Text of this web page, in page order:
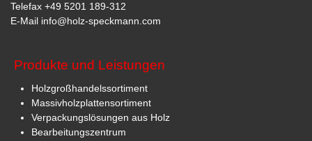
Telefax +49 5201 189-312
E-Mail info@holz-speckmann.com
Produkte und Leistungen
Holzgroßhandelssortiment
Massivholzplattensortiment
Verpackungslösungen aus Holz
Bearbeitungszentrum